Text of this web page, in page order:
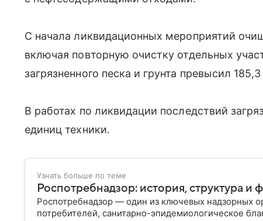
С начала ликвидационных мероприятий
включая повторную очистку отдельных
загрязненного песка и грунта превысил
В работах по ликвидации последствий
единиц техники.
Узнать больше по теме
Роспотребнадзор: история, структура и
Роспотребнадзор — один из ключевых надзорных
потребителей, санитарно-эпидемиологическое